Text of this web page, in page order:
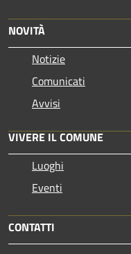
NOVITÀ
Notizie
Comunicati
Avvisi
VIVERE IL COMUNE
Luoghi
Eventi
CONTATTI